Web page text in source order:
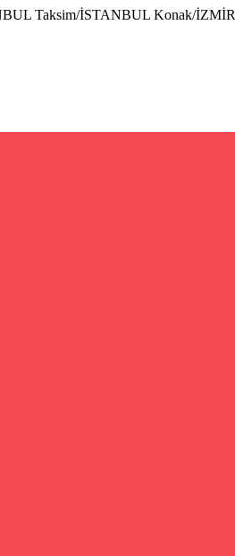
Taksim/İSTANBUL Konak/İZMİR